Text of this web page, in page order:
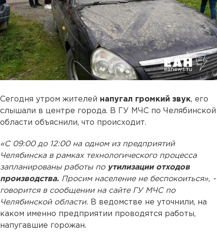
Сегодня утром жителей напугал громкий звук, его
слышали в центре города. В ГУ МЧС по Челябинской
области объяснили, что происходит.
«С 09:00 до 12:00 на одном из предприятий
Челябинска в рамках технологического процесса
запланированы работы по утилизации отходов
производства. Просим население не беспокоиться», -
говорится в сообщении на сайте ГУ МЧС по
Челябинской области. В ведомстве не уточнили, на
каком именно предприятии проводятся работы,
напугавшие горожан.